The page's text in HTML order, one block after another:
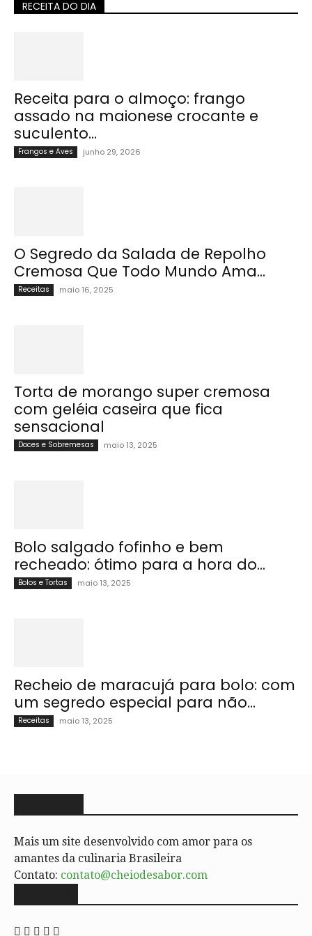
RECEITA DO DIA
Receita para o almoço: frango
assado na maionese crocante e
suculento...
Frangos e Aves junho 29, 2026
O Segredo da Salada de Repolho
Cremosa Que Todo Mundo Ama...
Receitas maio 16, 2025
Torta de morango super cremosa
com geléia caseira que fica
sensacional
Doces e Sobremesas maio 13, 2025
Bolo salgado fofinho e bem
recheado: ótimo para a hora do...
Bolos e Tortas maio 13, 2025
Recheio de maracujá para bolo: com
um segredo especial para não...
Receitas maio 13, 2025
Mais um site desenvolvido com amor para os
amantes da culinaria Brasileira
Contato: contato@cheiodesabor.com